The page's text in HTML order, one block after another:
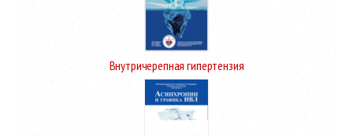
Внутричерепная гипертензия